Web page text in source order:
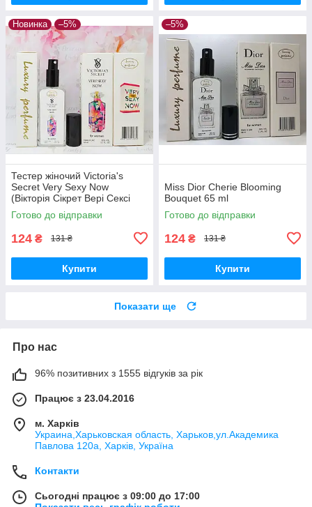
Новинка –5%
Тестер жіночий Victoria's
Secret Very Sexy Now
(Вікторія Сікрет Вері Сексі
Нау) 65 мл
Готово до відправки
124 ₴ 131 ₴
Купити
–5%
Miss Dior Cherie Blooming
Bouquet 65 ml
Готово до відправки
124 ₴ 131 ₴
Купити
Показати ще
Про нас
96% позитивних з 1555 відгуків за рік
Працює з 23.04.2016
м. Харків
Украина,Харьковская область, Харьков,ул.Академика
Павлова 120а, Харків, Україна
Контакти
Сьогодні працює з 09:00 до 17:00